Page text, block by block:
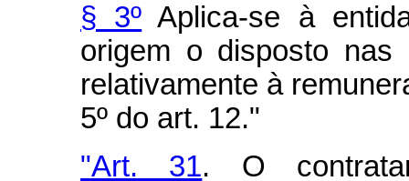
§ 3º Aplica-se à
origem o disposto
relativamente à
5º do art. 12."
"Art. 31. O